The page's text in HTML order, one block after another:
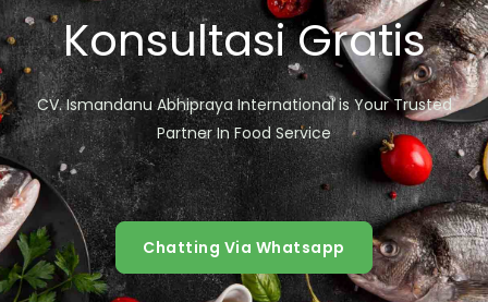
Konsultasi Gratis
CV. Ismandanu Abhipraya International is Your Trusted
Partner In Food Service
Chatting Via Whatsapp